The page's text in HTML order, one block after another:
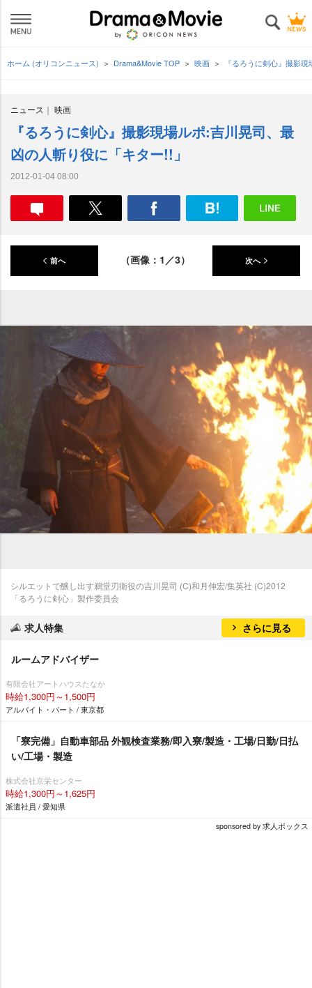
ホーム (オリコンニュース) Drama&Movie TOP 映画 『るろうに剣心』撮影
ニュース 映画
『るろうに剣心』撮影現場ルポ:吉川晃司、最
凶の人斬り役に「キター!!」
2012-01-04 08:00
前へ （画像：1／3） 次へ
シルエットで醸し出す鵜堂刃衛役の吉川晃司 (C)和月伸宏/集英社 (C)2012
「るろうに剣心」製作委員会
求人特集 さらに見る
ルームアドバイザー
有限会社アートハウスたなか
時給1,300円～1,500円
アルバイト・パート / 東京都
「寮完備」自動車部品 外観検査業務/即入寮/製造・工場/日勤/日払
い/工場・製造
株式会社京栄センター
時給1,300円～1,625円
派遣社員 / 愛知県
sponsored by 求人ボックス